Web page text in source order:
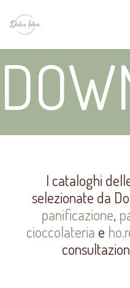
I cataloghi
selezionate da
panificazione,
cioccolateria e